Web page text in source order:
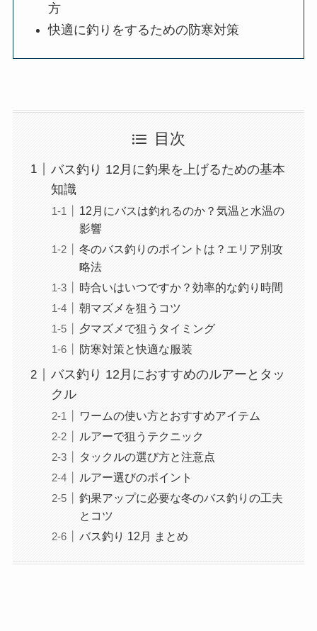
方
快適に釣りをするための防寒対策
目次
バス釣り 12月に釣果を上げるための基本
知識
12月にバスは釣れるのか？気温と水温の
影響
冬のバス釣りのポイントは？エリア別攻
略法
時合いはいつですか？効率的な釣り時間
朝マズメを狙うコツ
夕マズメで狙うタイミング
防寒対策と快適な服装
バス釣り 12月におすすめのルアーとタッ
クル
ワームの使い方とおすすめアイテム
ルアーで狙うテクニック
タックルの選び方と注意点
ルアー選びのポイント
釣果アップに必要な冬のバス釣りの工夫
とコツ
バス釣り 12月 まとめ